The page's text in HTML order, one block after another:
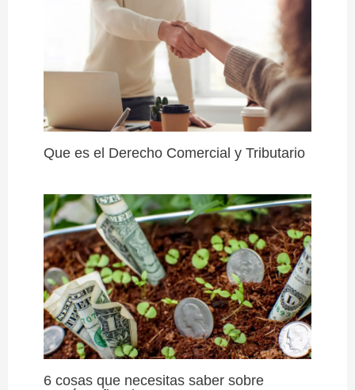
Que es el Derecho Comercial y Tributario
6 cosas que necesitas saber sobre